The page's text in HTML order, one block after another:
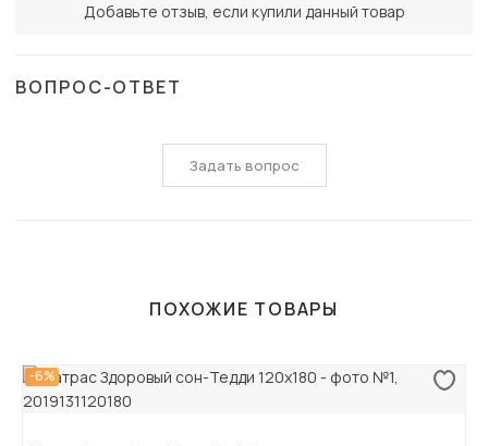
Добавьте отзыв, если купили данный товар
ВОПРОС-ОТВЕТ
Задать вопрос
ПОХОЖИЕ ТОВАРЫ
-6%